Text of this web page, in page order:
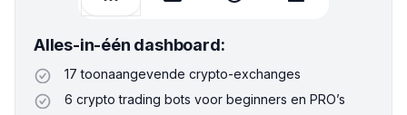
Alles-in-één dashboard:
17 toonaangevende crypto-exchanges
6 crypto trading bots voor beginners en PRO’s